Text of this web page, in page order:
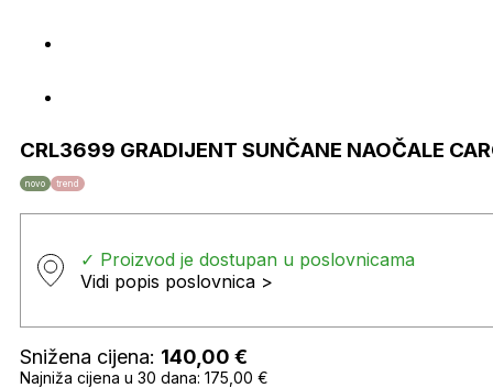
CRL3699 GRADIJENT SUNČANE NAOČALE
novo trend
✓ Proizvod je dostupan u poslovnicama
Vidi popis poslovnica >
Snižena cijena: 140,00 €
Najniža cijena u 30 dana: 175,00 €